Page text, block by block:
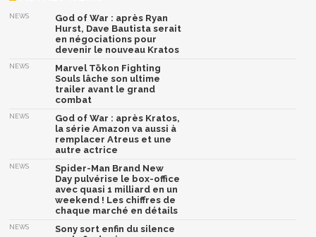
NEWS
God of War : après Ryan
Hurst, Dave Bautista serait
en négociations pour
devenir le nouveau Kratos
NEWS
Marvel Tōkon Fighting
Souls lâche son ultime
trailer avant le grand
combat
NEWS
God of War : après Kratos,
la série Amazon va aussi à
remplacer Atreus et une
autre actrice
NEWS
Spider-Man Brand New
Day pulvérise le box-office
avec quasi 1 milliard en un
weekend ! Les chiffres de
chaque marché en détails
NEWS
Sony sort enfin du silence